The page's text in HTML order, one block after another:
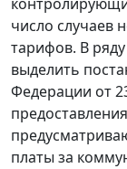
число случаев
тарифов. В
выделить
Федерации от
платы за